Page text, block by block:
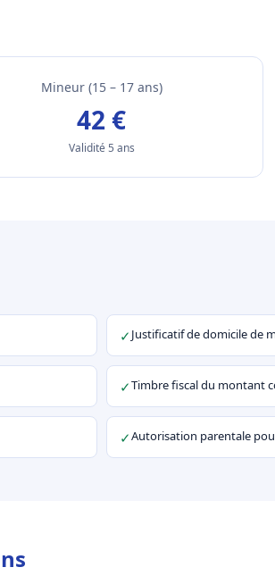
Mineur (15 – 17 ans)
42 €
Validité 5 ans
✓Justificatif de domicile de
✓Timbre fiscal du montant
✓Autorisation parentale